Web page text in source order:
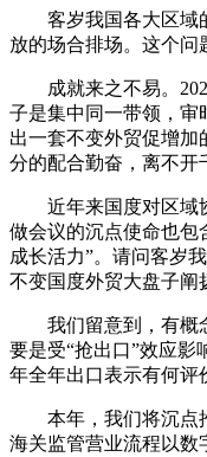
客岁我国各大区域的
放的场合排场。这个问
成就来之不易。
子是集中同一带领，审
出一套不变外贸促增加
分的配合勤奋，离不开
近年来国度对区域协
做会议的沉点使命也包
成长活力”。请问客岁
不变国度外贸大盘子阐
我们留意到，有概念
要是受“抢出口”效应影
年全年出口表示有何评
本年，我们将沉点
海关监管营业流程以数